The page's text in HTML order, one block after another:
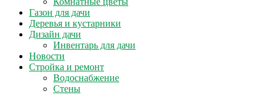
Газон для дачи
Деревья и кустарники
Дизайн дачи
Инвентарь для дачи
Новости
Стройка и ремонт
Водоснабжение
Стены